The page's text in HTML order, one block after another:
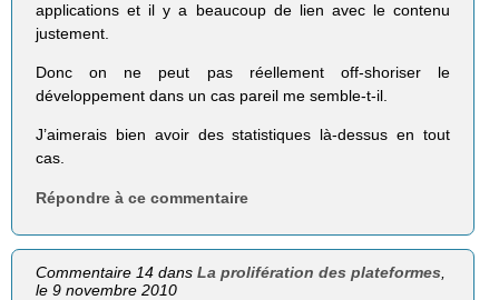
applications et il y a beaucoup de lien avec le contenu
justement.
Donc on ne peut pas réellement off-shoriser le
développement dans un cas pareil me semble-t-il.
J’aimerais bien avoir des statistiques là-dessus en tout
cas.
Répondre à ce commentaire
Commentaire 14 dansLa prolifération des plateformes
le 9 novembre 2010